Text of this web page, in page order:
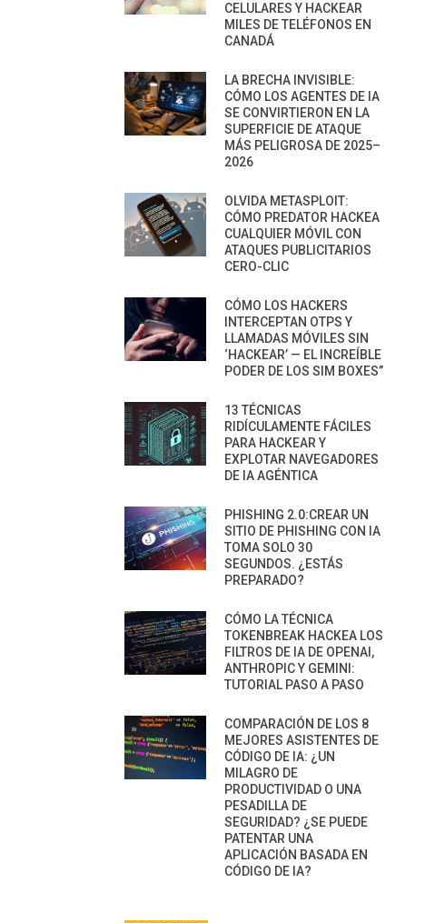
CELULARES Y HACKEAR
MILES DE TELÉFONOS EN
CANADÁ
LA BRECHA INVISIBLE:
CÓMO LOS AGENTES DE IA
SE CONVIRTIERON EN LA
SUPERFICIE DE ATAQUE
MÁS PELIGROSA DE 2025–
2026
OLVIDA METASPLOIT:
CÓMO PREDATOR HACKEA
CUALQUIER MÓVIL CON
ATAQUES PUBLICITARIOS
CERO-CLIC
CÓMO LOS HACKERS
INTERCEPTAN OTPS Y
LLAMADAS MÓVILES SIN
‘HACKEAR’ — EL INCREÍBLE
PODER DE LOS SIM BOXES”
13 TÉCNICAS
RIDÍCULAMENTE FÁCILES
PARA HACKEAR Y
EXPLOTAR NAVEGADORES
DE IA AGÉNTICA
PHISHING 2.0:CREAR UN
SITIO DE PHISHING CON IA
TOMA SOLO 30
SEGUNDOS. ¿ESTÁS
PREPARADO?
CÓMO LA TÉCNICA
TOKENBREAK HACKEA LOS
FILTROS DE IA DE OPENAI,
ANTHROPIC Y GEMINI:
TUTORIAL PASO A PASO
COMPARACIÓN DE LOS 8
MEJORES ASISTENTES DE
CÓDIGO DE IA: ¿UN
MILAGRO DE
PRODUCTIVIDAD O UNA
PESADILLA DE
SEGURIDAD? ¿SE PUEDE
PATENTAR UNA
APLICACIÓN BASADA EN
CÓDIGO DE IA?